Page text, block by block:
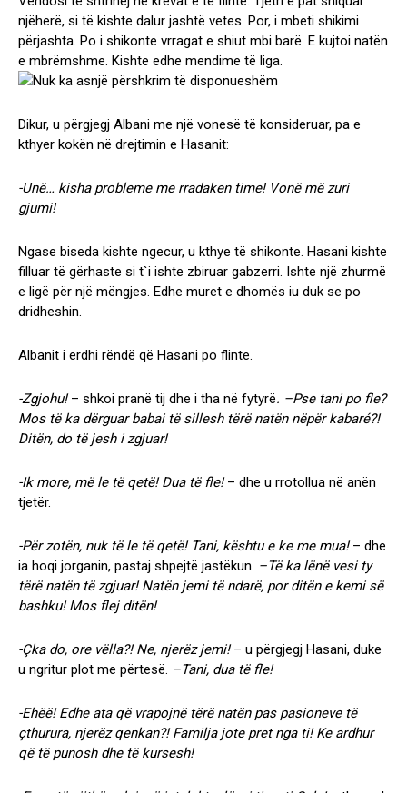
njëherë, si të kishte dalur jashtë vetes. Por, i mbeti shikimi
përjashta. Po i shikonte vrragat e shiut mbi barë. E kujtoi natën
e mbrëmshme. Kishte edhe mendime të liga.
Dikur, u përgjegj Albani me një vonesë të konsideruar, pa e
kthyer kokën në drejtimin e Hasanit:
-Unë… kisha probleme me rradaken time! Vonë më zuri
gjumi!
Ngase biseda kishte ngecur, u kthye të shikonte. Hasani kishte
filluar të gërhaste si t`i ishte zbiruar gabzerri. Ishte një zhurmë
e ligë për një mëngjes. Edhe muret e dhomës iu duk se po
dridheshin.
Albanit i erdhi rëndë që Hasani po flinte.
-Zgjohu!– shkoi pranë tij dhe i tha në fytyrë. –Pse tani po fle?
Mos të ka dërguar babai të sillesh tërë natën nëpër kabaré?!
Ditën, do të jesh i zgjuar!
-Ik more, më le të qetë! Dua të fle!– dhe u rrotollua në anën
tjetër.
-Për zotën, nuk të le të qetë! Tani, kështu e ke me mua!– dhe
ia hoqi jorganin, pastaj shpejtë jastëkun. –Të ka lënë vesi ty
tërë natën të zgjuar! Natën jemi të ndarë, por ditën e kemi së
bashku! Mos flej ditën!
-Çka do, ore vëlla?! Ne, njerëz jemi!– u përgjegj Hasani, duke
u ngritur plot me përtesë. –Tani, dua të fle!
-Ehëë! Edhe ata që vrapojnë tërë natën pas pasioneve të
çthurura, njerëz qenkan?! Familja jote pret nga ti! Ke ardhur
që të punosh dhe të kursesh!